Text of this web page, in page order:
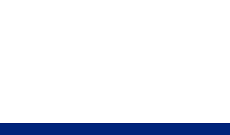
Suche